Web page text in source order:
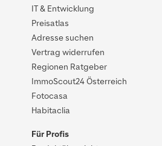
IT & Entwicklung
Preisatlas
Adresse suchen
Vertrag widerrufen
Regionen Ratgeber
ImmoScout24 Österreich
Fotocasa
Habitaclia
Für Profis